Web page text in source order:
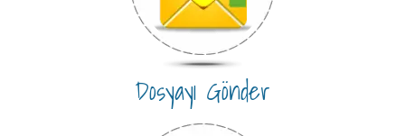
Dosyayı Gönder